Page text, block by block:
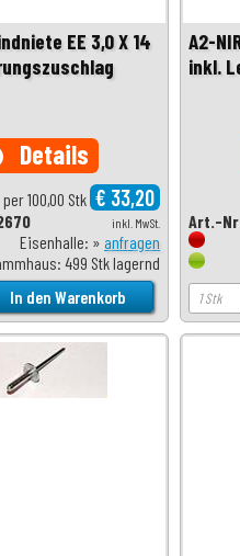
EE 3,0 X 14
Details
per 100,00 Stk € 33,20
inkl. MwSt.
Eisenhalle: » anfragen
499 Stk lagernd
A2-
inkl.
Art.-